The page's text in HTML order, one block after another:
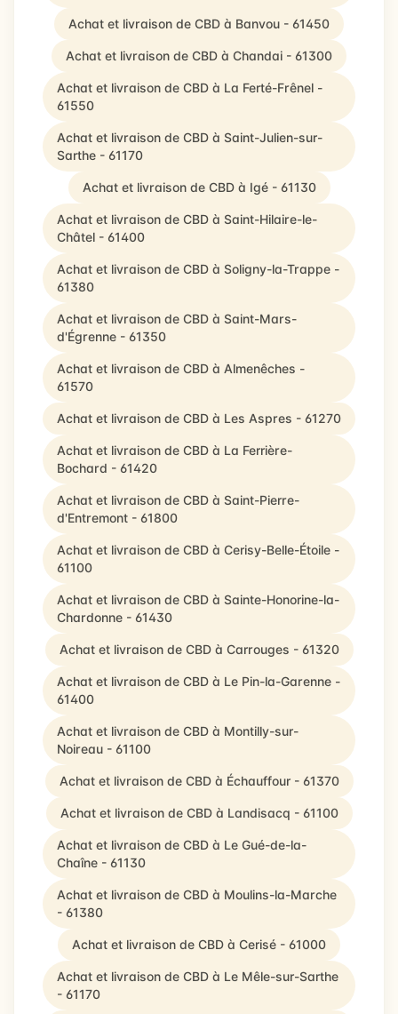
Achat et livraison de CBD à Banvou - 61450
Achat et livraison de CBD à Chandai - 61300
Achat et livraison de CBD à La Ferté-Frênel -
61550
Achat et livraison de CBD à Saint-Julien-sur-
Sarthe - 61170
Achat et livraison de CBD à Igé - 61130
Achat et livraison de CBD à Saint-Hilaire-le-
Châtel - 61400
Achat et livraison de CBD à Soligny-la-Trappe -
61380
Achat et livraison de CBD à Saint-Mars-
d'Égrenne - 61350
Achat et livraison de CBD à Almenêches -
61570
Achat et livraison de CBD à Les Aspres - 61270
Achat et livraison de CBD à La Ferrière-
Bochard - 61420
Achat et livraison de CBD à Saint-Pierre-
d'Entremont - 61800
Achat et livraison de CBD à Cerisy-Belle-Étoile -
61100
Achat et livraison de CBD à Sainte-Honorine-la-
Chardonne - 61430
Achat et livraison de CBD à Carrouges - 61320
Achat et livraison de CBD à Le Pin-la-Garenne -
61400
Achat et livraison de CBD à Montilly-sur-
Noireau - 61100
Achat et livraison de CBD à Échauffour - 61370
Achat et livraison de CBD à Landisacq - 61100
Achat et livraison de CBD à Le Gué-de-la-
Chaîne - 61130
Achat et livraison de CBD à Moulins-la-Marche
- 61380
Achat et livraison de CBD à Cerisé - 61000
Achat et livraison de CBD à Le Mêle-sur-Sarthe
- 61170